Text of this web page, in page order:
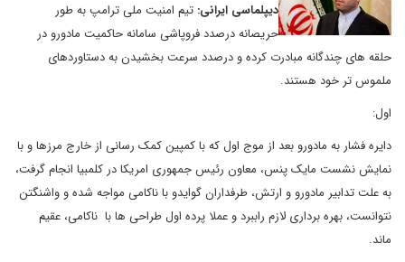
دیپلماسی ایرانی: تیم امنیت ملی ترامپ به طور
حریصانه درصدد فروپاشی سامانه حاکمیت مادورو در
حلقه های چندگانه مبادرت کرده و درصدد سرعت بخشیدن به دستاوردهای
ملموس تر خود هستند.
اول:
دایره فشار به مادورو بعد از موج اول که با کمپین کمک رسانی از خارج مرزها و با
نمایش نشست مایک پنس، معاون رئیس جمهوری امریکا در کلمبیا انجام گرفت،
به علت تدابیر مادورو و ارتش، طرفداران گوایدو با ناکامی مواجه شده و واشنگتن
نتوانست، بهره برداری لازم راببرد و عملا پرده اول طراحی ها با ناکامی، عقیم
ماند.